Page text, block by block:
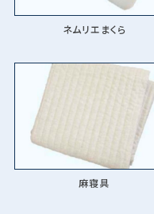
ネムリエまくら
麻寝具